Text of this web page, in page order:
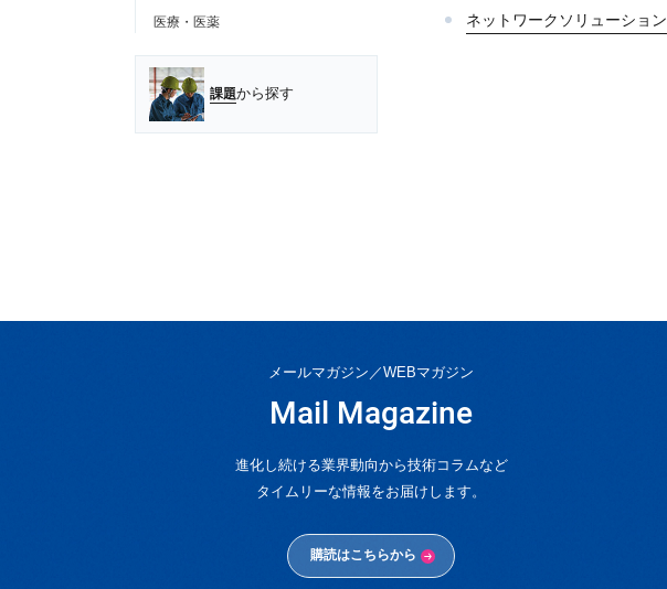
医療・医薬
課題から探す
ネットワークソリューション
メールマガジン／WEBマガジン
Mail Magazine
進化し続ける業界動向から技術コラムなど
タイムリーな情報をお届けします。
購読はこちらから